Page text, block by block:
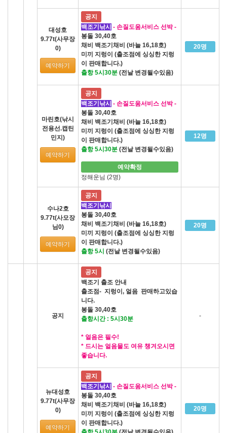
대성호
9.77t(사무장
0)
예약하기
공지
백조기낚시 - 손질도움서비스 선박 -
봉돌 30,40호
채비 백조기채비 (바늘 16,18호)
미끼 지렁이 (출조점에 싱싱한 지렁
이 판매합니다.)
출항 5시30분 (전날 변경될수있음)
20명
마린호(낚시
전용선.캡틴
민지)
예약하기
공지
백조기낚시 - 손질도움서비스 선박 -
봉돌 30,40호
채비 백조기채비 (바늘 16,18호)
미끼 지렁이 (출조점에 싱싱한 지렁
이 판매합니다.)
출항 5시30분 (전날 변경될수있음)
예약확정
정해운님 (2명)
12명
수나2호
9.77t(사모장
님0)
예약하기
공지
백조기낚시
봉돌 30,40호
채비 백조기채비 (바늘 16,18호)
미끼 지렁이 (출조점에 싱싱한 지렁
이 판매합니다.)
출항 5시 (전날 변경될수있음)
20명
공지
공지
백조기 출조 안내
출조점- 지렁이, 얼음 판매하고있습
니다.
봉돌 30,40호
출항시간 : 5시30분
* 얼음은 필수!
* 드시는 얼음물도 여유 챙겨오시면
좋습니다.
-
뉴대성호
9.77t(사무장
0)
예약하기
공지
백조기낚시 - 손질도움서비스 선박 -
봉돌 30,40호
채비 백조기채비 (바늘 16,18호)
미끼 지렁이 (출조점에 싱싱한 지렁
이 판매합니다.)
20명